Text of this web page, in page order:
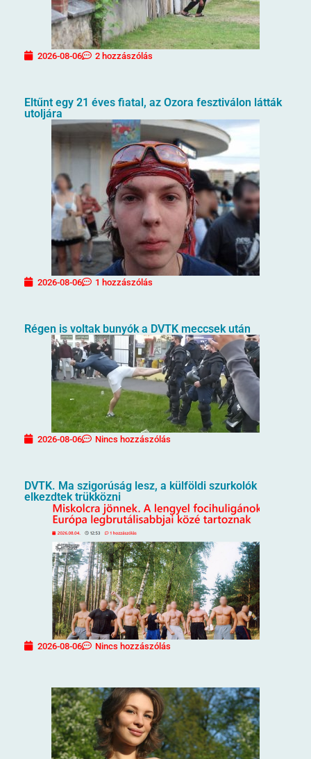
2026-08-06 2 hozzászólás
Eltűnt egy 21 éves fiatal, az Ozora fesztiválon látták
utoljára
2026-08-06 1 hozzászólás
Régen is voltak bunyók a DVTK meccsek után
2026-08-06 Nincs hozzászólás
DVTK. Ma szigorúság lesz, a külföldi szurkolók
elkezdtek trükközni
2026-08-06 Nincs hozzászólás